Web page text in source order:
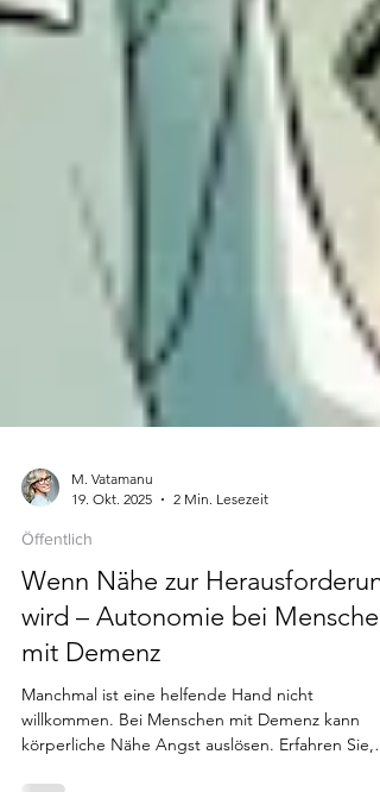
19. Okt. 2025
2 Min. Lesezeit
Öffentlich
Wenn Nähe zur
wird – Autonomie bei Menschen
mit Demenz
Manchmal ist eine helfende Hand nicht